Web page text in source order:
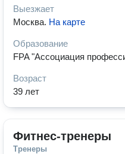
Выезжает
Москва. На карте
Образование
FPA "Ассоциация
Возраст
39 лет
Фитнес-тренеры
Тренеры